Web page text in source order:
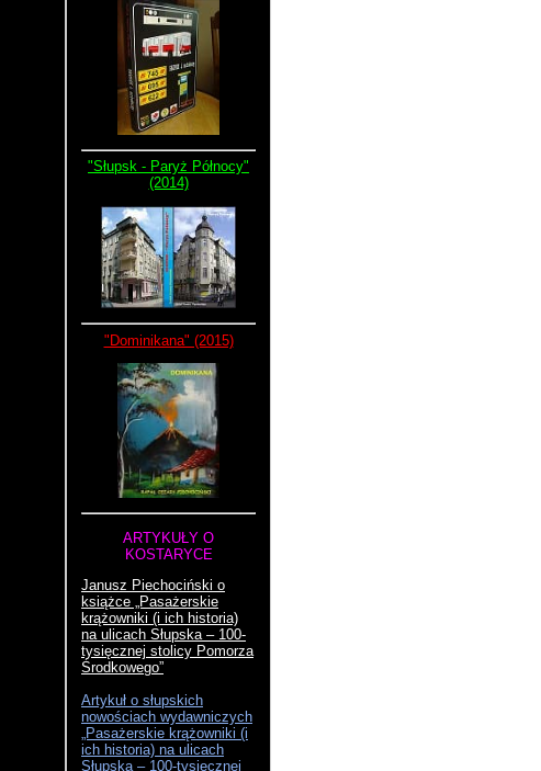
"Słupsk - Paryż Północy"
(2014)
"Dominikana" (2015)
ARTYKUŁY O
KOSTARYCE
Janusz Piechociński o
książce „Pasażerskie
krążowniki (i ich historia)
na ulicach Słupska – 100-
tysięcznej stolicy Pomorza
Środkowego”
Artykuł o słupskich
nowościach wydawniczych
„Pasażerskie krążowniki (i
ich historia) na ulicach
Słupska – 100-tysięcznej